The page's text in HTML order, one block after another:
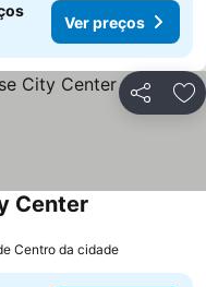
Ver preços
Partilhar
Center
Centro da cidade